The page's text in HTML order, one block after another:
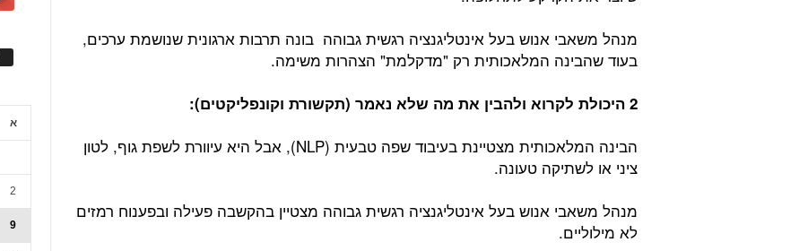
מנהל משאבי אנוש בעל אינטליגנציה רגשית גבוהה בונה תרבות ארגונית שנושמת ערכים,
בעוד שהבינה המלאכותית רק "מדקלמת" הצהרות משימה.
2 היכולת לקרוא ולהבין את מה שלא נאמר (תקשורת וקונפליקטים):
הבינה המלאכותית מצטיינת בעיבוד שפה טבעית (NLP), אבל היא עיוורת לשפת גוף, לטון
ציני או לשתיקה טעונה.
מנהל משאבי אנוש בעל אינטליגנציה רגשית גבוהה מצטיין בהקשבה פעילה ובפענוח רמזים
לא מילוליים.
א
2
9